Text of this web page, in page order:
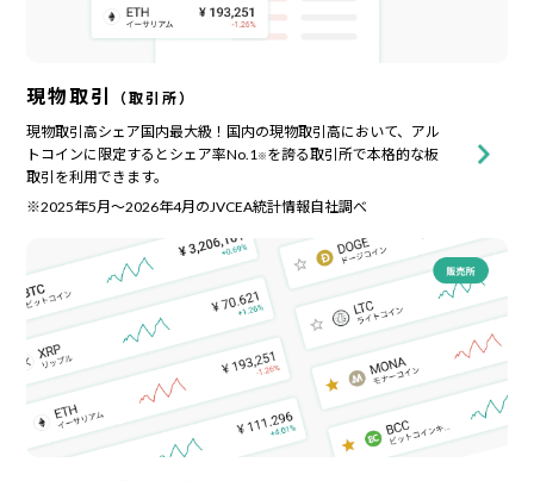
現物取引
（取引所）
現物取引高シェア国内最大級！国内の現物取引高において、アル
トコインに限定するとシェア率No.1※ を誇る取引所で本格的な板
取引を利用できます。
※2025年5月〜2026年4月のJVCEA統計情報自社調べ